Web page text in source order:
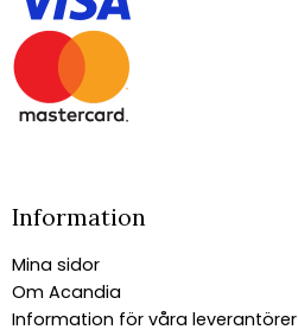
Information
Mina sidor
Om Acandia
Information för våra leverantörer